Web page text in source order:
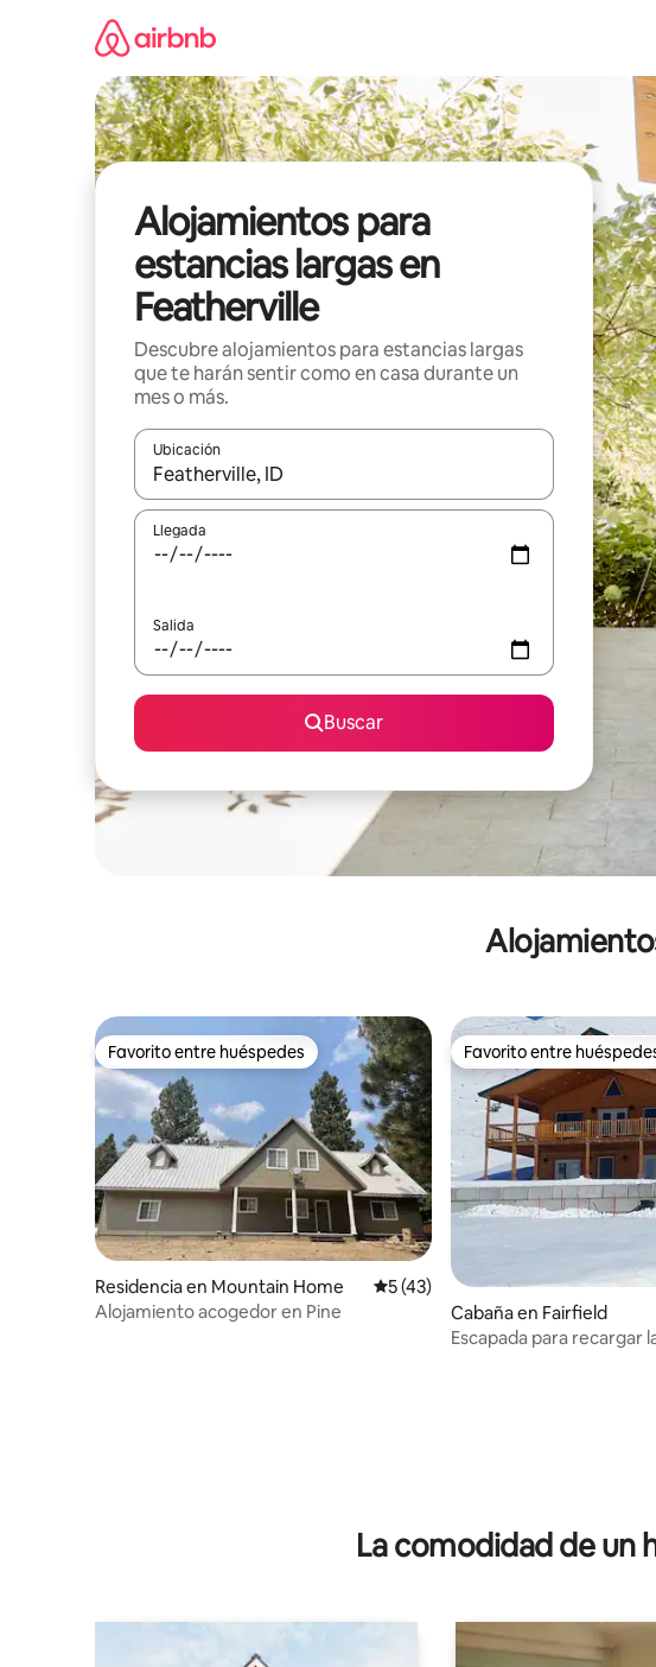
Alojamientos para
estancias largas en
Featherville
Descubre alojamientos para estancias largas
que te harán sentir como en casa durante un
mes o más.
Ubicación
Cuando los resultados estén disponibles, podrás navegar
Llegada
Salida
Buscar
Favorito entre huéspedes
Favorito entre huéspedes
Residencia en Mountain Home Calificación promedio: 5 de 5; 43
5 (43)
Alojamiento acogedor en Pine
Favorito entre
Favorito entre
Cabaña en Fairfield
Escapada para recargar
La comodidad de un